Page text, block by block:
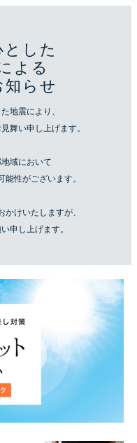
した
よる
知らせ
地震により、
舞い申し上げます。
域において
性がございます。
けいたしますが、
申し上げます。